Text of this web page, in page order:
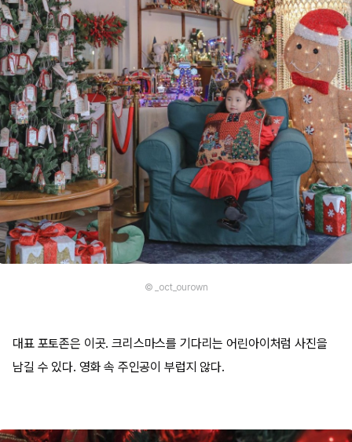
© _oct_ourown
대표 포토존은 이곳. 크리스마스를 기다리는 어린아이처럼 사진을
남길 수 있다. 영화 속 주인공이 부럽지 않다.